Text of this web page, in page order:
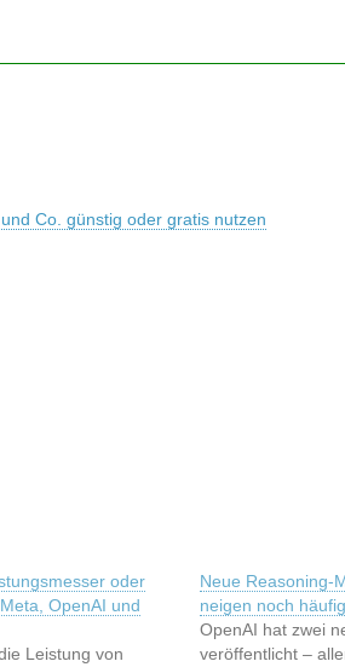
Co. günstig oder gratis nutzen
oder
OpenAI und
Leistung von
Neue Reasoning-
neigen noch
OpenAI hat zwei
veröffentlicht –